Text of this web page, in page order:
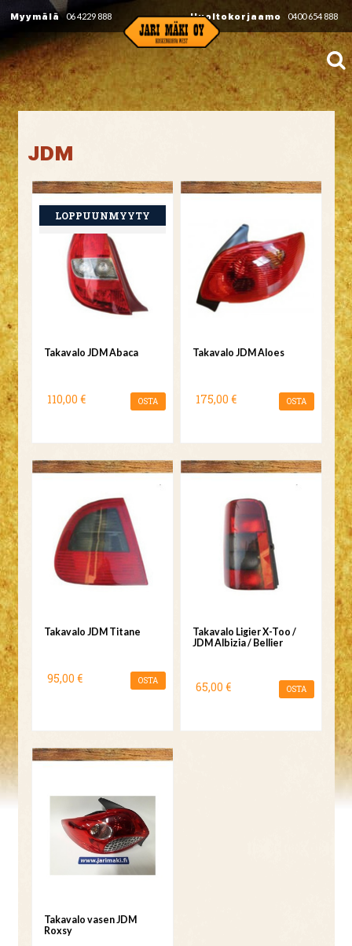
Myymälä 06 4229 888 Huoltokorjaamo 0400 654 888
JDM
Takavalo JDM Abaca
110,00 € OSTA
Takavalo JDM Aloes
175,00 € OSTA
Takavalo JDM Titane
95,00 € OSTA
Takavalo Ligier X-Too /
JDM Albizia / Bellier
65,00 € OSTA
Takavalo vasen JDM
Roxsy